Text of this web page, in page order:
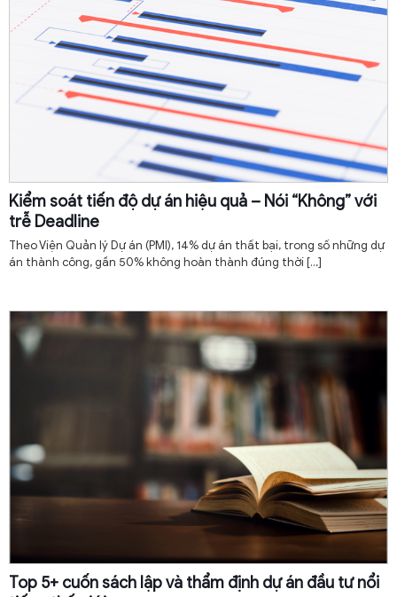
Kiểm soát tiến độ dự án hiệu quả – Nói “Không” với
trễ Deadline
Theo Viện Quản lý Dự án (PMI), 14% dự án thất bại, trong số những dự
án thành công, gần 50% không hoàn thành đúng thời[…]
Top 5+ cuốn sách lập và thẩm định dự án đầu tư nổi